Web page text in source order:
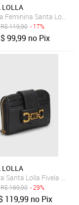
LOLLA
Feminina Santa Lolla
R$119,90 - 17%
99,99 no Pix
LOLLA
Santa Lolla Fivela Preta
R$169,90 - 29%
119,99 no Pix